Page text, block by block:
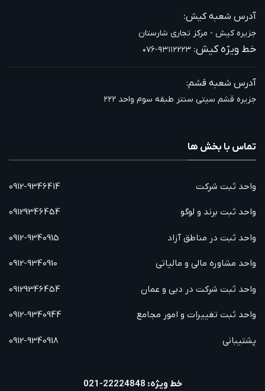
آدرس شعبه کیش:
جزیره کیش - مرکز تجاری شارستان
خط ویژه کیش: ۰۷۶-۹۳۱۱۲۲۲۳
آدرس شعبه قشم:
جزیره قشم سیتی سنتر طبقه سوم واحد ۲۲۲
تماس با بخش ها
واحد ثبت شرکت
واحد ثبت برند و لوگو
واحد ثبت در مناطق آزاد
واحد مشاوره مالی و مالیاتی
واحد ثبت شرکت در دبی و عمان
واحد ثبت تغییرات و امور مجامع
پشتیبانی
0912-9346414
09129346454
0912-9340915
0912-9340910
09129346454
0912-9340944
0912-9340918
خط ویژه: 22224848-021